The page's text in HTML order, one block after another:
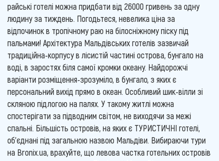
райські готелі можна придбати від 26000 гривень за одну
людину за тиждень. Погодьтеся, невелика ціна за
відпочинок в тропічному раю на білосніжному піску під
пальмами! Архітектура Мальдівських готелів зазвичай
традиційна-корпусу в лісистій частині острова, бунгало на
воді, в заростях біля самої кромки океану. Найдорожчі
варіанти розміщення-зрозуміло, в бунгало, з яких є
персональний вихід прямо в океан. Особливий шик-вілли зі
скляною підлогою на палях. У такому житлі можна
спостерігати за підводним світом, не виходячи за межі
спальні. Більшість островів, на яких є ТУРИСТИЧНІ готелі,
об'єднані під загальною назвою Мальдіви. Вибираючи тури
на Bronix.ua, врахуйте, що левова частка готельних островів